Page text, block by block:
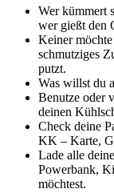
Wer kümmert
wer gießt den
Keiner
schmutziges
putzt.
Was willst du
Benutze oder
deinen
Check deine
KK – Karte,
Lade alle
Powerbank,
möchtest.